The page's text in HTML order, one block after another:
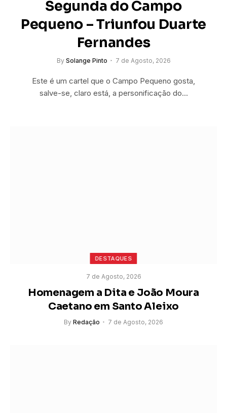
Segunda do Campo
Pequeno – Triunfou Duarte
Fernandes
By Solange Pinto 7 de Agosto, 2026
Este é um cartel que o Campo Pequeno gosta,
salve-se, claro está, a personificação do…
DESTAQUES
7 de Agosto, 2026
Homenagem a Dita e João Moura
Caetano em Santo Aleixo
By Redação 7 de Agosto, 2026